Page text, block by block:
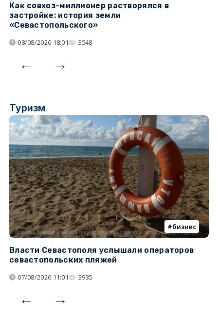
Как совхоз-миллионер растворялся в
застройке: история земли
«Севастопольского»
08/08/2026 18:01 3548
Туризм
бизнес
Власти Севастополя услышали операторов
севастопольских пляжей
07/08/2026 11:01 3935